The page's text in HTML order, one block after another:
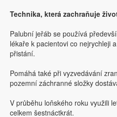
Technika, která zachraňuje
Palubní jeřáb se používá
lékaře k pacientovi co nejrychleji
přistání.
Pomáhá také při vyzvedávání
pozemní záchranné složky
V průběhu loňského roku využili
celkem šestnáctkrát.